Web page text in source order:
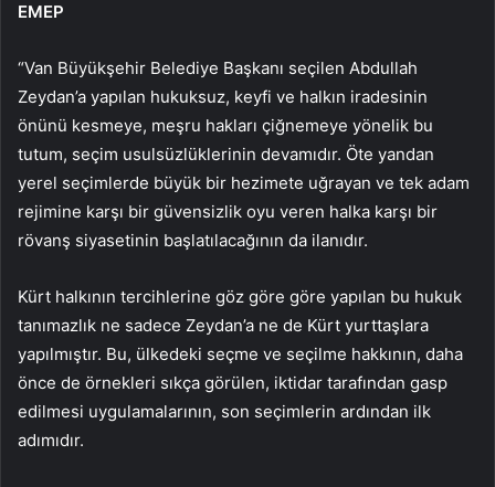
EMEP
“Van Büyükşehir Belediye Başkanı seçilen Abdullah
Zeydan’a yapılan hukuksuz, keyfi ve halkın iradesinin
önünü kesmeye, meşru hakları çiğnemeye yönelik bu
tutum, seçim usulsüzlüklerinin devamıdır. Öte yandan
yerel seçimlerde büyük bir hezimete uğrayan ve tek adam
rejimine karşı bir güvensizlik oyu veren halka karşı bir
rövanş siyasetinin başlatılacağının da ilanıdır.
Kürt halkının tercihlerine göz göre göre yapılan bu hukuk
tanımazlık ne sadece Zeydan’a ne de Kürt yurttaşlara
yapılmıştır. Bu, ülkedeki seçme ve seçilme hakkının, daha
önce de örnekleri sıkça görülen, iktidar tarafından gasp
edilmesi uygulamalarının, son seçimlerin ardından ilk
adımıdır.